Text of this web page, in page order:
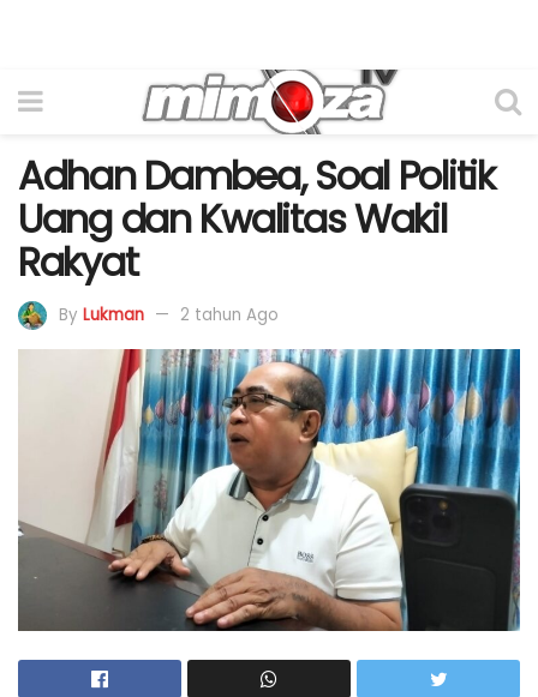
Adhan Dambea, Soal Politik
Uang dan Kwalitas Wakil
Rakyat
By Lukman 2 tahun Ago